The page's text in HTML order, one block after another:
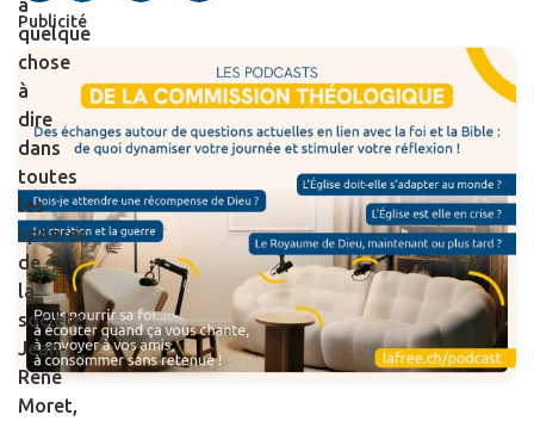
Publicité
a
quelque
chose
à
dire
dans
toutes
les
sphères
de
la
société.
Jean-
René
Moret,